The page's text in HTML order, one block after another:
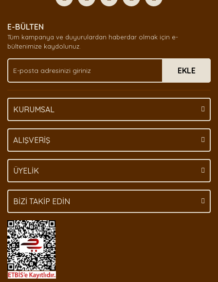
Yorum Yaz
Ürün açıklamasında eksik bilgiler bulunuyor.
Ürün bilgilerinde hatalar bulunuyor.
Bu ürüne benzer farklı alternatifler olmalı.
E-BÜLTEN
Tüm kampanya ve duyurulardan haberdar olmak için e-
bültenimize kaydolunuz.
EKLE
KURUMSAL
ALIŞVERİŞ
ÜYELİK
BİZİ TAKİP EDİN